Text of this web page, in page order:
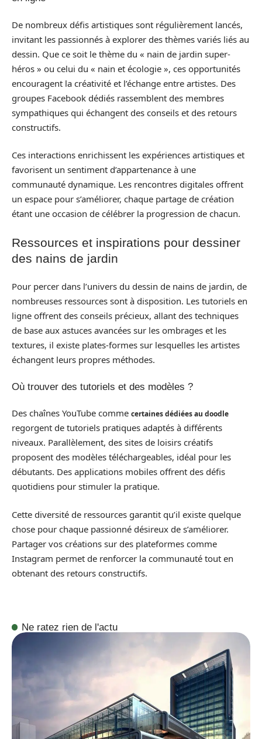
De nombreux défis artistiques sont régulièrement lancés,
invitant les passionnés à explorer des thèmes variés liés au
dessin. Que ce soit le thème du « nain de jardin super-
héros » ou celui du « nain et écologie », ces opportunités
encouragent la créativité et l’échange entre artistes. Des
groupes Facebook dédiés rassemblent des membres
sympathiques qui échangent des conseils et des retours
constructifs.
Ces interactions enrichissent les expériences artistiques et
favorisent un sentiment d’appartenance à une
communauté dynamique. Les rencontres digitales offrent
un espace pour s’améliorer, chaque partage de création
étant une occasion de célébrer la progression de chacun.
Ressources et inspirations pour dessiner
des nains de jardin
Pour percer dans l’univers du dessin de nains de jardin, de
nombreuses ressources sont à disposition. Les tutoriels en
ligne offrent des conseils précieux, allant des techniques
de base aux astuces avancées sur les ombrages et les
textures, il existe plates-formes sur lesquelles les artistes
échangent leurs propres méthodes.
Où trouver des tutoriels et des modèles ?
Des chaînes YouTube comme certaines dédiées au doodle
regorgent de tutoriels pratiques adaptés à différents
niveaux. Parallèlement, des sites de loisirs créatifs
proposent des modèles téléchargeables, idéal pour les
débutants. Des applications mobiles offrent des défis
quotidiens pour stimuler la pratique.
Cette diversité de ressources garantit qu’il existe quelque
chose pour chaque passionné désireux de s’améliorer.
Partager vos créations sur des plateformes comme
Instagram permet de renforcer la communauté tout en
obtenant des retours constructifs.
Ne ratez rien de l'actu